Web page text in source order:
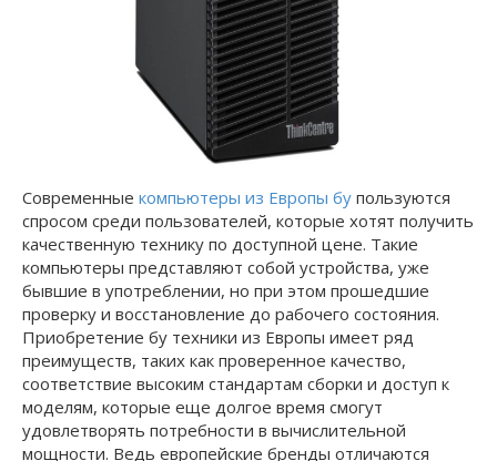
Современные компьютеры из Европы бу пользуются
спросом среди пользователей, которые хотят получить
качественную технику по доступной цене. Такие
компьютеры представляют собой устройства, уже
бывшие в употреблении, но при этом прошедшие
проверку и восстановление до рабочего состояния.
Приобретение бу техники из Европы имеет ряд
преимуществ, таких как проверенное качество,
соответствие высоким стандартам сборки и доступ к
моделям, которые еще долгое время смогут
удовлетворять потребности в вычислительной
мощности. Ведь европейские бренды отличаются